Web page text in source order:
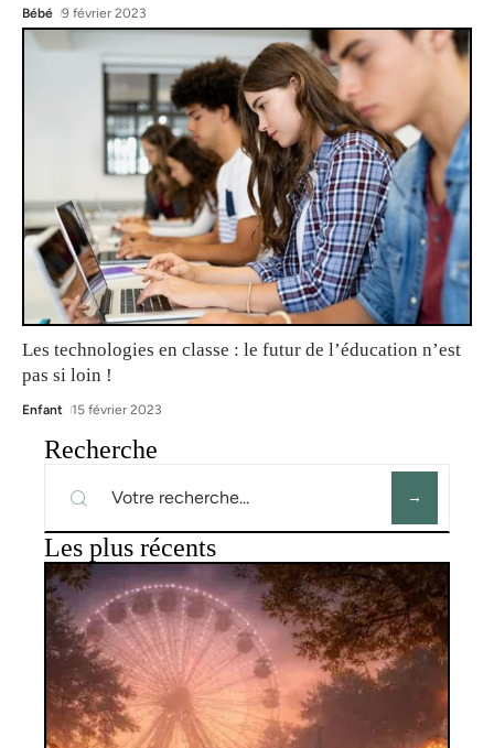
Bébé 9 février 2023
Les technologies en classe : le futur de l’éducation n’est
pas si loin !
Enfant 15 février 2023
Recherche
Les plus récents